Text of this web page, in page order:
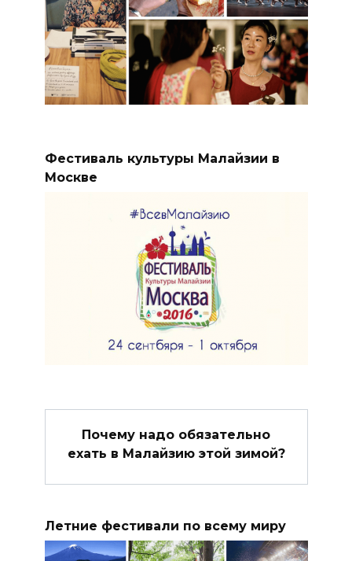
Фестиваль культуры Малайзии в
Москве
Почему надо обязательно
ехать в Малайзию этой зимой?
Летние фестивали по всему миру